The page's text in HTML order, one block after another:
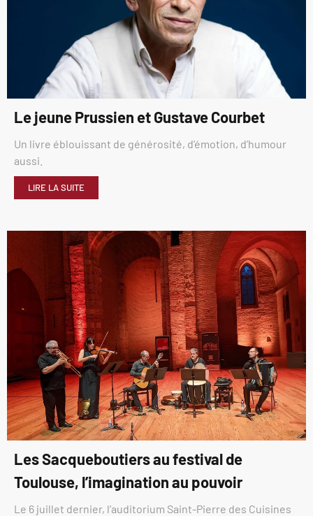
Le jeune Prussien et Gustave Courbet
Un livre éblouissant de générosité, d’émotion, d’humour
aussi.
LIRE LA SUITE
Les Sacqueboutiers au festival de
Toulouse, l’imagination au pouvoir
Le 6 juillet dernier, l’auditorium Saint-Pierre des Cuisines